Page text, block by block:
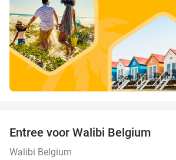
Entree voor Walibi Belgium
Walibi Belgium